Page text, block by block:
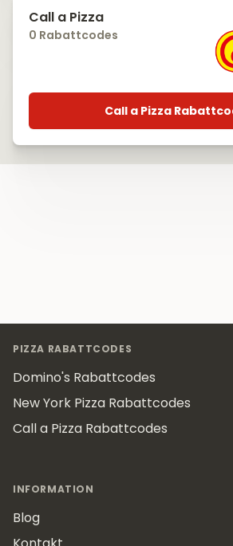
Call a Pizza
0 Rabattcodes
Call a Pizza
PIZZA RABATTCODES
Domino's Rabattcodes
New York Pizza Rabattcodes
Call a Pizza Rabattcodes
INFORMATION
Blog